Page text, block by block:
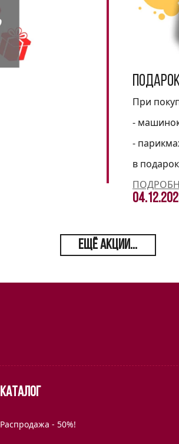
При
-
-
в
ЕЩЁ АКЦИИ...
Каталог
Распродажа - 50%!